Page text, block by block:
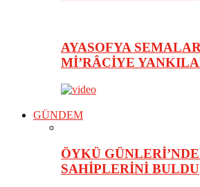
AYASOFYA
Mİ’RÂCİYE
GÜNDEM
ÖYKÜ
SAHİPLERİNİ BULDU